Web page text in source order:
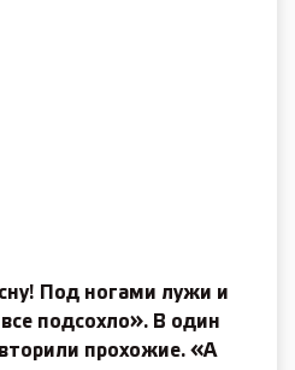
Под ногами лужи и
подсохло». В один
прохожие. «А